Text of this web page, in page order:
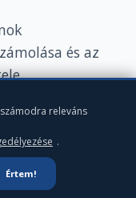
és az
releváns
.
Értem!